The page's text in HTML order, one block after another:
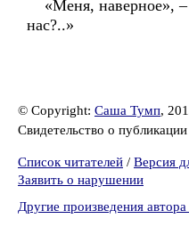
«Меня, наверное», –
нас?..»
© Copyright: Саша Тумп,
Свидетельство о
Список читателей / Версия
Заявить о нарушении
Другие произведения